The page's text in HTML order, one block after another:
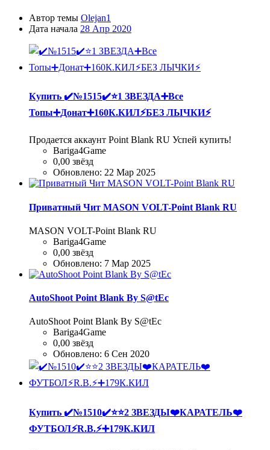
Автор темы Olejan1
Дата начала 28 Апр 2020
Купить ✔️№1515✔️⭐️1 ЗВЕЗДА➕Все
Топы➕Донат➕160К.КИЛ⚡БЕЗ ЛЫЧКИ⚡
Продается аккаунт Point Blank RU Успей купить!
Bariga4Game
0,00 звёзд
Обновлено: 22 Мар 2025
Приватный Чит MASON VOLT-Point Blank RU
MASON VOLT-Point Blank RU
Bariga4Game
0,00 звёзд
Обновлено: 7 Мар 2025
AutoShoot Point Blank By S@tEc
AutoShoot Point Blank By S@tEc
Bariga4Game
0,00 звёзд
Обновлено: 6 Сен 2020
Купить ✔️№1510✔️⭐️⭐️2 ЗВЕЗДЫ❤️КАРАТЕЛЬ❤️
ФУТБОЛ⚡R.B.⚡➕179К.КИЛ